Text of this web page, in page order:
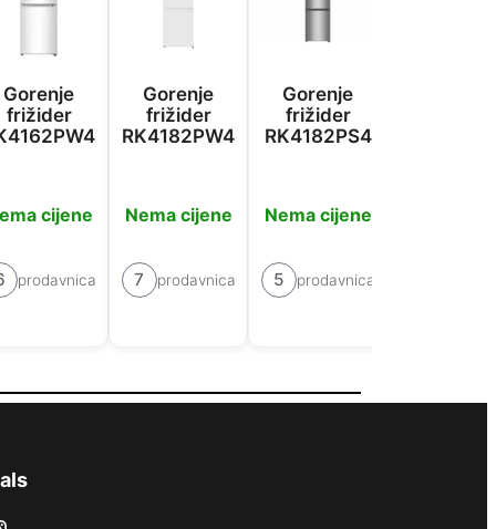
Gorenje
frižider
cijene
prodavnica
Gorenje
frižider
RK4182PW4
Nema cijene
7 prodavnica
Gorenje
frižider
RK4182PS4
Nema cijene
5 prodavnica